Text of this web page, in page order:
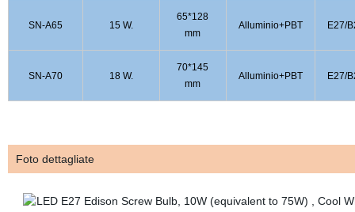
SN-A65 15 W.
65*128
mm
Alluminio+PBT E27/
SN-A70 18 W.
70*145
mm
Alluminio+PBT E27/
Foto dettagliate